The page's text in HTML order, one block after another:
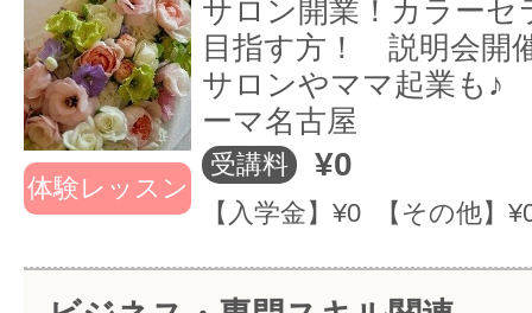
でカラー全般を楽しく学ぶコース
文部科学省の色彩検定も3級2級1級
の高い実績を誇っています
全国で数少ない「優秀賞」を2年連
実績です
受講生がなりたい自分の夢を叶え
た毎日を過ごすために、夢の実現
援していきます♪♪♪
体験レッスン
サロン開業！カラーセ
目指す方！ 説明会開
サロンやママ起業も♪
ーマ名古屋
受講料 ¥0
【入学金】¥0 【その他】